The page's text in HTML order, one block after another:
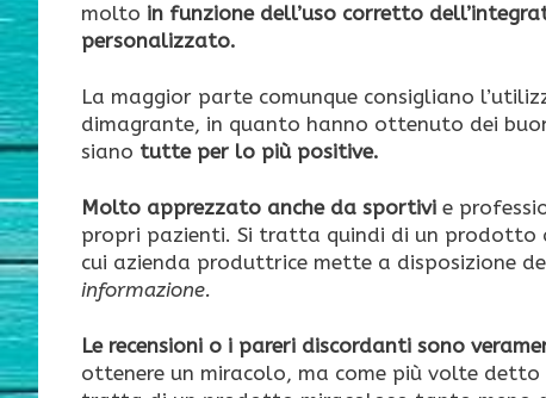
molto in funzione dell’uso corretto
personalizzato.
La maggior parte comunque consigliano
dimagrante, in quanto hanno ottenuto dei
siano tutte per lo più positive.
Molto apprezzato anche da sportivi e
propri pazienti. Si tratta quindi di un prodotto
cui azienda produttrice mette a disposizione
informazione.
Le recensioni o i pareri discordanti sono
ottenere un miracolo, ma come più volte